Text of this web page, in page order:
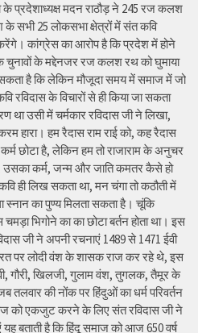
प्रदेशाध्यक्ष मदन राठौड़ ने 245 रज कलश
सभी 25 लोकसभा क्षेत्रों में संत कवि
करेंगे। कांग्रेस का आरोप है कि प्रदेश में होने
चुनावों के मद्देनजर रज कलश रथ को घुमाया
है कि लेकिन मौजूदा समय में समाज में जो
रविदास के विचारों से ही किया जा सकता
था उसी में चर्मकार रविदास जी ने लिखा,
हारा। हम रैदास राम राई को, कह रैदास
छोटा है, लेकिन हम तो राजाराम के अनुचर
उसका कर्म, जन्म और जाति कमतर कैसे हो
ही लिख सकता था, मन चंगा तो कठौती में
स्नान का पुण्य मिलता सकता है। चूंकि
भिगोने का का छोटा बर्तन होता था। इस
जी ने अपनी रचनाएं 1489 से 1471 ईवी
पर लोदी वंश के शासक राज कर रहे थे, इस
गौरी, खिलजी, गुलाम वंश, तुगलक, तैमूर के
तलवार की नोंक पर हिंदुओं का धर्म परिवर्तन
को एकजुट करने के लिए संत रविदास जी ने
बताती है कि हिंदू समाज को आज 650 वर्ष